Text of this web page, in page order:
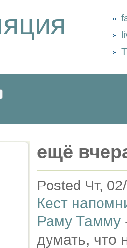
ещё
Posted Чт,
Кест
Раму Тамму
думать, что